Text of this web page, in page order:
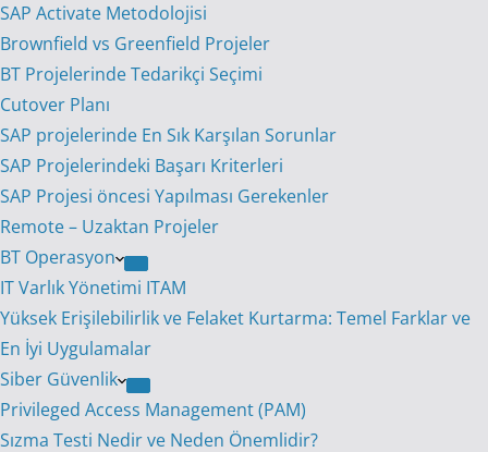
SAP Activate Metodolojisi
Brownfield vs Greenfield Projeler
BT Projelerinde Tedarikçi Seçimi
Cutover Planı
SAP projelerinde En Sık Karşılan Sorunlar
SAP Projelerindeki Başarı Kriterleri
SAP Projesi öncesi Yapılması Gerekenler
Remote – Uzaktan Projeler
BT Operasyon
IT Varlık Yönetimi ITAM
Yüksek Erişilebilirlik ve Felaket Kurtarma: Temel Farklar ve
En İyi Uygulamalar
Siber Güvenlik
Privileged Access Management (PAM)
Sızma Testi Nedir ve Neden Önemlidir?